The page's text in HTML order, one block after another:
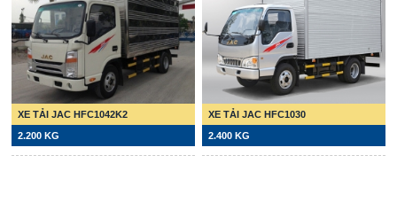
XE TẢI JAC HFC1042K2
2.200 KG
XE TẢI JAC HFC1030
2.400 KG